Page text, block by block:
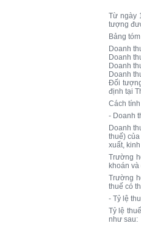
Từ ngày
tượng
Bảng
Doanh
Doanh
Doanh
Doanh
Đối
định tại
Cách
- Doanh
Doanh
thuế)
xuất,
Trường
khoán và
Trường
thuế có
- Tỷ lệ
Tỷ lệ
như sau: